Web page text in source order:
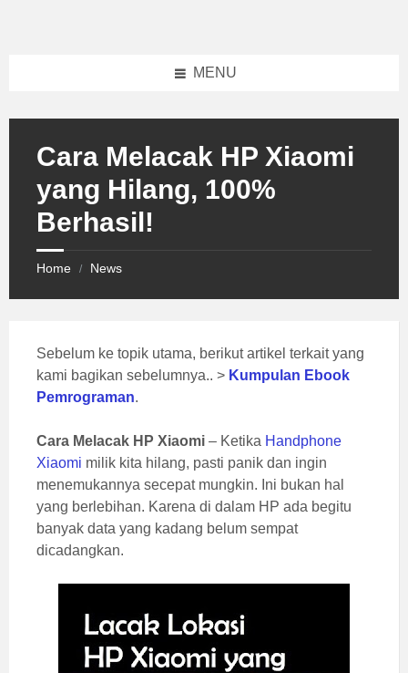
MENU
Cara Melacak HP Xiaomi
yang Hilang, 100%
Berhasil!
Home / News
Sebelum ke topik utama, berikut artikel terkait yang
kami bagikan sebelumnya.. > Kumpulan Ebook
Pemrograman.
Cara Melacak HP Xiaomi – Ketika Handphone
Xiaomi milik kita hilang, pasti panik dan ingin
menemukannya secepat mungkin. Ini bukan hal
yang berlebihan. Karena di dalam HP ada begitu
banyak data yang kadang belum sempat
dicadangkan.